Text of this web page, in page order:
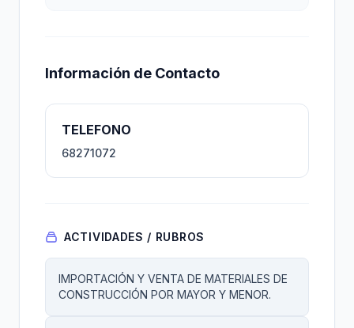
Información de Contacto
TELEFONO
68271072
ACTIVIDADES / RUBROS
IMPORTACIÓN Y VENTA DE MATERIALES DE
CONSTRUCCIÓN POR MAYOR Y MENOR.